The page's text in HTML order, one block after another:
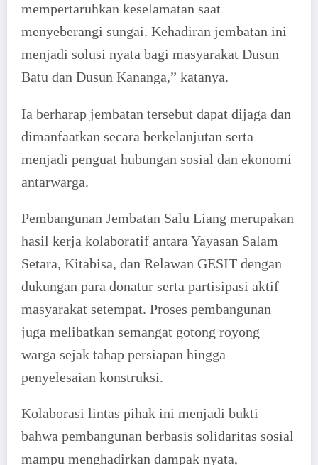
mempertaruhkan keselamatan saat
menyeberangi sungai. Kehadiran jembatan ini
menjadi solusi nyata bagi masyarakat Dusun
Batu dan Dusun Kananga,” katanya.
Ia berharap jembatan tersebut dapat dijaga dan
dimanfaatkan secara berkelanjutan serta
menjadi penguat hubungan sosial dan ekonomi
antarwarga.
Pembangunan Jembatan Salu Liang merupakan
hasil kerja kolaboratif antara Yayasan Salam
Setara, Kitabisa, dan Relawan GESIT dengan
dukungan para donatur serta partisipasi aktif
masyarakat setempat. Proses pembangunan
juga melibatkan semangat gotong royong
warga sejak tahap persiapan hingga
penyelesaian konstruksi.
Kolaborasi lintas pihak ini menjadi bukti
bahwa pembangunan berbasis solidaritas sosial
mampu menghadirkan dampak nyata,